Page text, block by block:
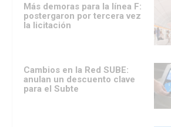
Más demoras para la línea F:
postergaron por tercera vez
la licitación
Cambios en la Red SUBE:
anulan un descuento clave
para el Subte